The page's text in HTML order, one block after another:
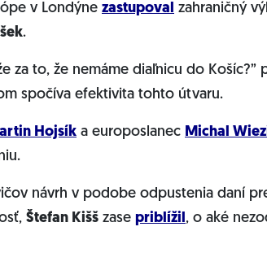
v Londýne zastupoval zahraničný
.
za to, že nemáme diaľnicu do Košíc?”
spočíva efektivita tohto útvaru.
Hojsík a europoslanec Michal
návrh v podobe odpustenia daní
Štefan Kišš zase priblížil, o aké